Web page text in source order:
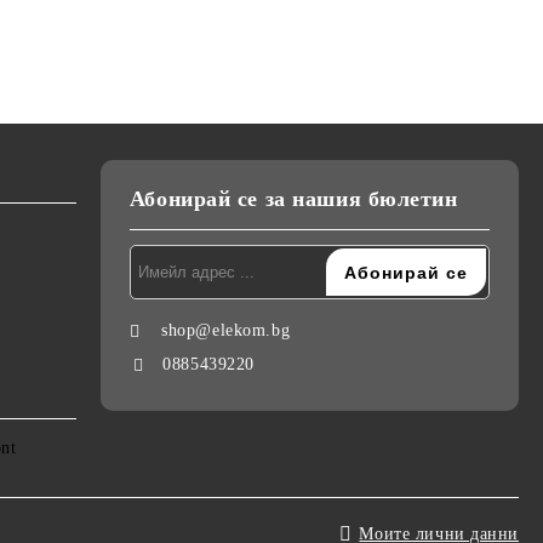
Абонирай се за нашия бюлетин
shop@elekom.bg
0885439220
Моите лични данни